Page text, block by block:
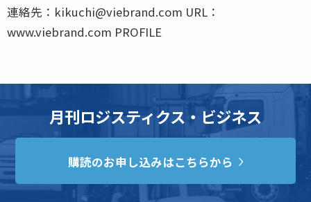
連絡先：kikuchi@viebrand.com URL：
www.viebrand.com PROFILE
月刊ロジスティクス・ビジネス
購読のお申し込みはこちらから